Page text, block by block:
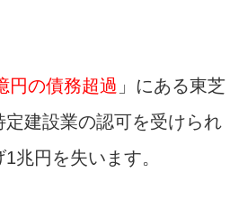
円の債務超過 」にある東芝
定建設業の認可を受けられ
兆円を失います。